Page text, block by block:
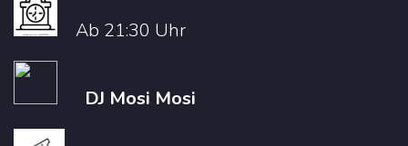
Ab 21:30 Uhr
DJ Mosi Mosi